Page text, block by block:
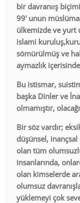
bir davranıış
99′ unun
ülkemizde ve yurt
islami
sömürülmüş ve
aymazlık
Bu istismar,
başka Dinler ve
olmamıştır,
Bir söz vardır;
düşünsel,
olan tüm
insanlarında,
olan kimselerde
olumsuz
yüklemeyi çok